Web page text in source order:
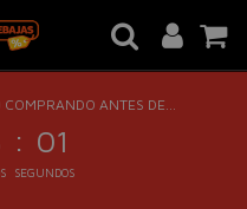
COMPRANDO ANTES DE...
: 01
SEGUNDOS